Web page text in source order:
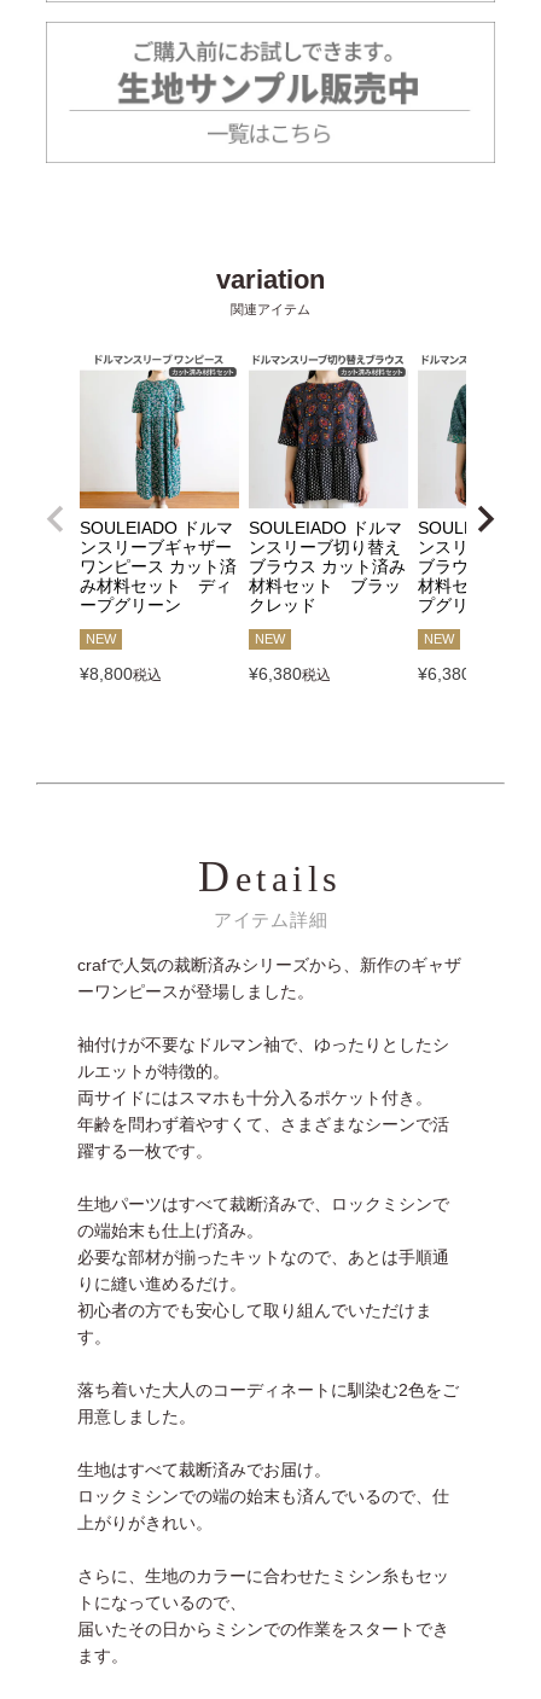
SOULEIADO ドルマ
ンスリーブギャザー
ワンピース カット済
み材料セット ディ
ープグリーン
NEW
¥8,800税込
SOULEIADO ドルマ
ンスリーブ切り替え
ブラウス カット済み
材料セット ブラッ
クレッド
NEW
¥6,380税込
SOULEIADO ド
ンスリーブ切り
ブラウス カッ
材料セット デ
プグリーン
NEW
¥6,380
D etails
アイテム詳細
crafで人気の裁断済みシリーズから、新作のギャザ
ーワンピースが登場しました。
袖付けが不要なドルマン袖で、ゆったりとしたシ
ルエットが特徴的。
両サイドにはスマホも十分入るポケット付き。
年齢を問わず着やすくて、さまざまなシーンで活
躍する一枚です。
生地パーツはすべて裁断済みで、ロックミシンで
の端始末も仕上げ済み。
必要な部材が揃ったキットなので、あとは手順通
りに縫い進めるだけ。
初心者の方でも安心して取り組んでいただけま
す。
落ち着いた大人のコーディネートに馴染む2色をご
用意しました。
生地はすべて裁断済みでお届け。
ロックミシンでの端の始末も済んでいるので、仕
上がりがきれい。
さらに、生地のカラーに合わせたミシン糸もセッ
トになっているので、
届いたその日からミシンでの作業をスタートでき
ます。